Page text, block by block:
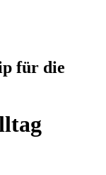
für die